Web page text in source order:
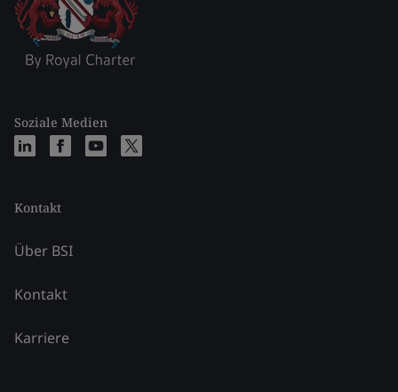
Soziale Medien
Kontakt
Über BSI
Kontakt
Karriere